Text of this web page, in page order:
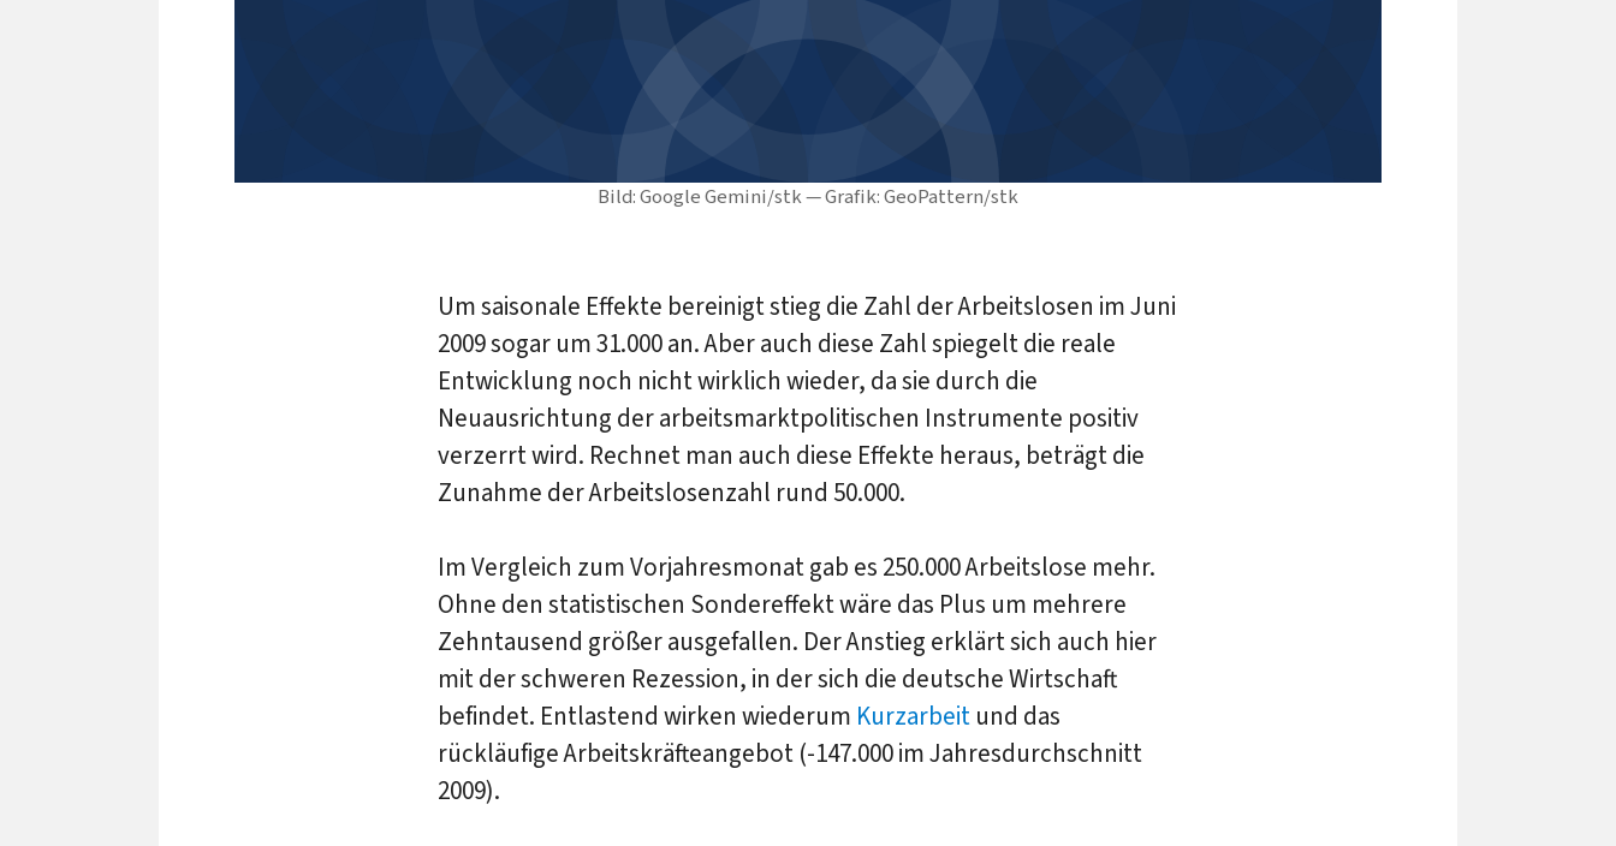
Bild: Google Gemini/stk — Grafik: GeoPattern/stk
Um saisonale Effekte bereinigt stieg die Zahl der Arbeitslosen im Juni
2009 sogar um 31.000 an. Aber auch diese Zahl spiegelt die reale
Entwicklung noch nicht wirklich wieder, da sie durch die
Neuausrichtung der arbeitsmarktpolitischen Instrumente positiv
verzerrt wird. Rechnet man auch diese Effekte heraus, beträgt die
Zunahme der Arbeitslosenzahl rund 50.000.
Im Vergleich zum Vorjahresmonat gab es 250.000 Arbeitslose mehr.
Ohne den statistischen Sondereffekt wäre das Plus um mehrere
Zehntausend größer ausgefallen. Der Anstieg erklärt sich auch hier
mit der schweren Rezession, in der sich die deutsche Wirtschaft
befindet. Entlastend wirken wiederum Kurzarbeit und das
rückläufige Arbeitskräfteangebot (-147.000 im Jahresdurchschnitt
2009).